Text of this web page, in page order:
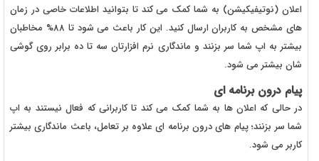
اعلان (نوتیفیکیشن) به شما کمک می کند تا بتوانید اطلاعات خاصی در زمان
های مشخص به کاربران ارسال کنید. این کار باعث می شود تا 88% مخاطبان
بیشتر به اپ شما سر بزنند و ماندگاری نرم افزارتان سه تا ده برابر روی گوشی
شان بیشتر می شود.
پیام درون برنامه ای
در حالی که اعلان ها به شما کمک می کند تا کاربرانی که فعال نیستند به اپ
شما سر بزنند؛ پیام های درون برنامه ای علاوه بر تعامل، باعث ماندگاری بیشتر
کاربر می شود.